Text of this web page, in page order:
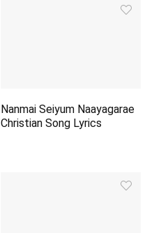
Nanmai Seiyum Naayagarae
Christian Song Lyrics